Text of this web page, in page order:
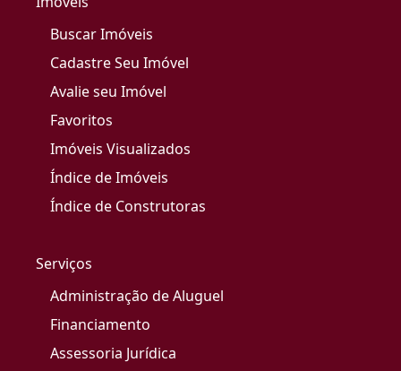
Buscar Imóveis
Cadastre Seu Imóvel
Avalie seu Imóvel
Favoritos
Imóveis Visualizados
Índice de Imóveis
Índice de Construtoras
Serviços
Administração de Aluguel
Financiamento
Assessoria Jurídica